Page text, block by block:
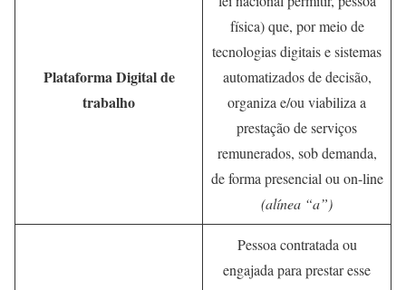
Plataforma Digital de
trabalho
física) que, por meio de
tecnologias digitais e sistemas
automatizados de decisão,
organiza e/ou viabiliza a
prestação de serviços
remunerados, sob demanda,
de forma presencial ou on-line
(alínea “a”)
Pessoa contratada ou
engajada para prestar esse